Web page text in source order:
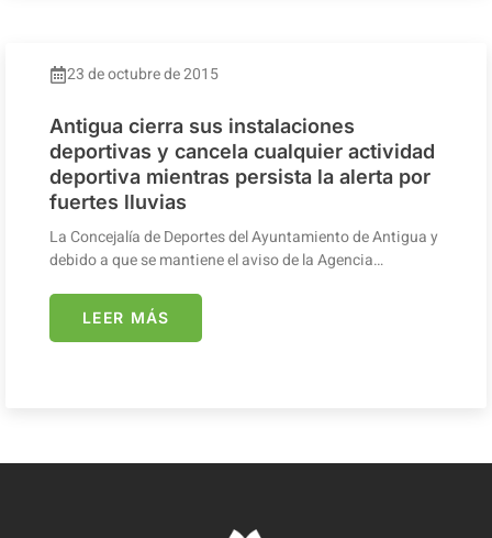
23 de octubre de 2015
Antigua cierra sus instalaciones
deportivas y cancela cualquier actividad
deportiva mientras persista la alerta por
fuertes lluvias
La Concejalía de Deportes del Ayuntamiento de Antigua y
debido a que se mantiene el aviso de la Agencia…
LEER MÁS